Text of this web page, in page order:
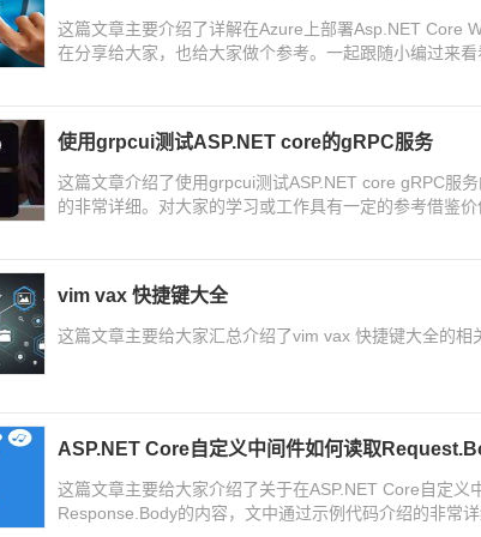
这篇文章主要介绍了详解在Azure上部署Asp.NET Core
在分享给大家，也给大家做个参考。一起跟随小编过来看
使用grpcui测试ASP.NET core的gRPC服务
这篇文章介绍了使用grpcui测试ASP.NET core gRPC服
的非常详细。对大家的学习或工作具有一定的参考借鉴
vim vax 快捷键大全
这篇文章主要给大家汇总介绍了vim vax 快捷键大全的相
ASP.NET Core自定义中间件如何读取
这篇文章主要给大家介绍了关于在ASP.NET Core自定义
Response.Body的内容，文中通过示例代码介绍的非常